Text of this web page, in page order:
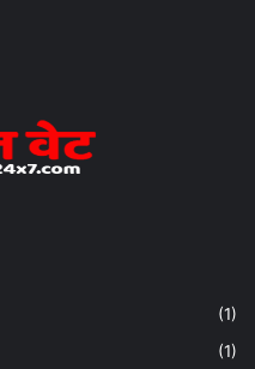
(1)
(1)